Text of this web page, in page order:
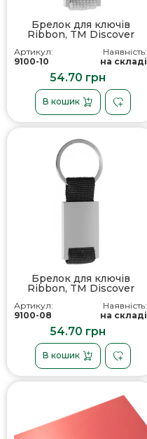
Брелок для ключів
Ribbon, TM Discover
Артикул:
9100-10
Наявність:
на складі
54.70 грн
В кошик
Брелок для ключів
Ribbon, TM Discover
Артикул:
9100-08
Наявність:
на складі
54.70 грн
В кошик